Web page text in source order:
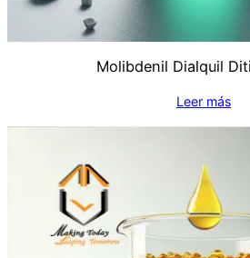
Molibdenil Dialquil
Leer más